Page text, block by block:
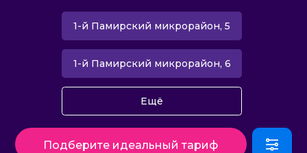
1-й Памирский микрорайон, 5
1-й Памирский микрорайон, 6
Ещё
Подберите идеальный тариф